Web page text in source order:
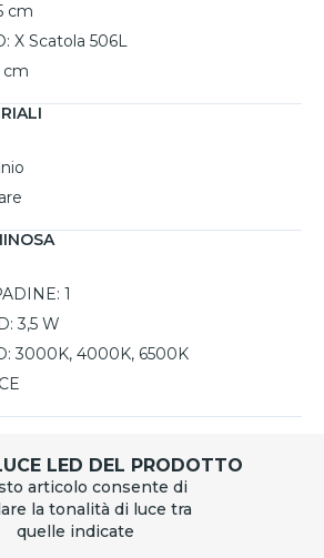
cm
X Scatola 506L
cm
1
3,5 W
3000K, 4000K, 6500K
CE
LED DEL PRODOTTO
articolo consente di
la tonalità di luce tra
quelle indicate